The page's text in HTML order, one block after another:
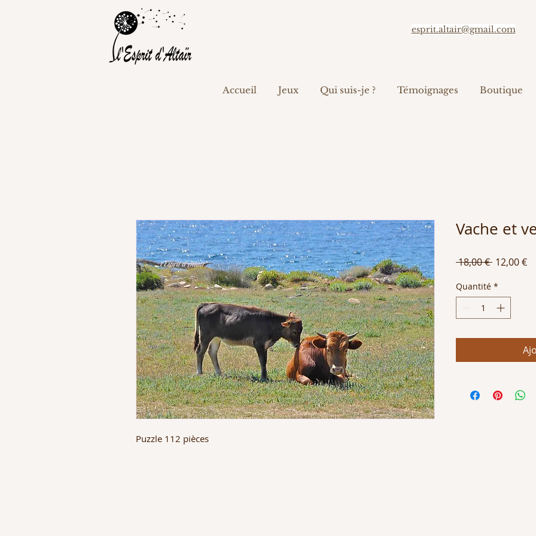
esprit.altair@gmail.com
Accueil Jeux Qui suis-je ? Témoignages Boutique
Puzzle 112 pièces
Vache et
18,00 € Prix
12,00 €
Quantité *